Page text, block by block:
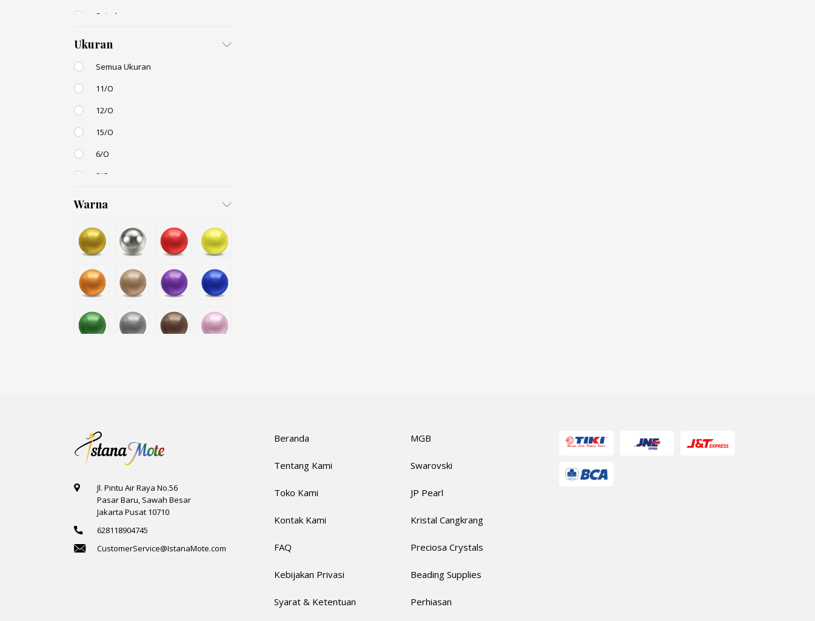
Spiral
Ukuran
Semua Ukuran
11/O
12/O
15/O
6/O
8/O
6mm
Small / S-P
Warna
Jl. Pintu Air Raya No.56
Pasar Baru, Sawah Besar
Jakarta Pusat 10710
628118904745
CustomerService@IstanaMote.com
Beranda
Tentang Kami
Toko Kami
Kontak Kami
FAQ
Kebijakan Privasi
Syarat & Ketentuan
MGB
Swarovski
JP Pearl
Kristal Cangkrang
Preciosa Crystals
Beading Supplies
Perhiasan